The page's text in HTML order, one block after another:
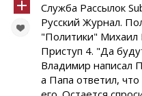
Служба Рассылок
Русский Журнал.
"Политики" Михаил
Приступ 4. "Да
Владимир написал
а Папа ответил,